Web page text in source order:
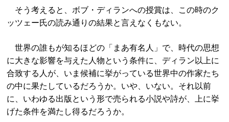
そう考えると、ボブ・ディランへの授賞は、この時のク
ッツェー氏の読み通りの結果と言えなくもない。
世界の誰もが知るほどの「まあ有名人」で、時代の思想
に大きな影響を与えた人物という条件に、ディラン以上に
合致する人が、いま候補に挙がっている世界中の作家たち
の中に果たしているだろうか。いや、いない。それ以前
に、いわゆる出版という形で売られる小説や詩が、上に挙
げた条件を満たし得るだろうか。